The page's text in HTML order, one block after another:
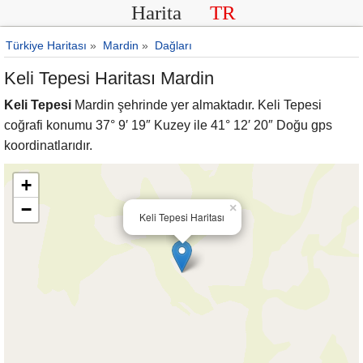
Harita TR
Türkiye Haritası » Mardin » Dağları
Keli Tepesi Haritası Mardin
Keli Tepesi Mardin şehrinde yer almaktadır. Keli Tepesi
coğrafi konumu 37° 9′ 19″ Kuzey ile 41° 12′ 20″ Doğu gps
koordinatlarıdır.
Keli Tepesi Haritası
×
+
−